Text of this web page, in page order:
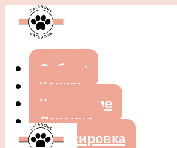
Собаки
Кошки
Кормление
Лечение
Дрессировка